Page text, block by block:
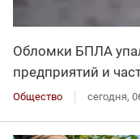
Обломки БПЛА
предприятий и
Общество сегодня,